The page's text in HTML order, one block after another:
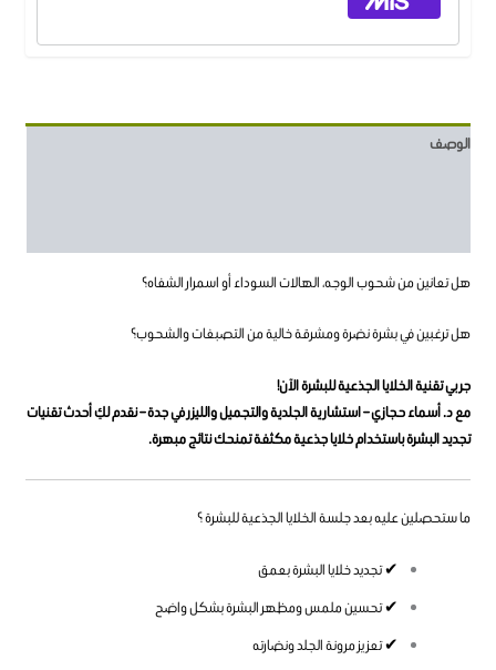
الوصف
هل تعانين من شحوب الوجه، الهالات السوداء أو اسمرار الشفاه؟
هل ترغبين في بشرة نضرة ومشرقة خالية من التصبغات والشحوب؟
جربي تقنية الخلايا الجذعية للبشرة الآن!
مع د. أسماء حجازي – استشارية الجلدية والتجميل والليزر في جدة – نقدم لكِ أحدث تقنيات
تجديد البشرة باستخدام خلايا جذعية مكثفة تمنحك نتائج مبهرة.
ما ستحصلين عليه بعد جلسة الخلايا الجذعية للبشرة ؟
✔ تجديد خلايا البشرة بعمق
✔ تحسين ملمس ومظهر البشرة بشكل واضح
✔ تعزيز مرونة الجلد ونضارته